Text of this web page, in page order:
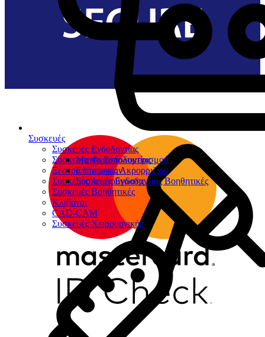
Συσκευές
Συσκευές Ενδοδοντίας
Μοτέρ Ενδοδοντίας
Εντοπιστές Ακρορριζίου
Συσκευές Ενδοδοντίας Βοηθητικές
Συσκευές Φωτοπολυμερισμού
Ξέστρα Υπερήχων
Συσκευές Αποτρύγωσης
Συσκευές Βοηθητικές
Κλίβανοι
CAD-CAM
Συσκευές Χειρουργικής